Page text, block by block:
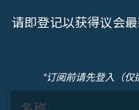
请即登记以获得议会
*订阅前请先登入（仅